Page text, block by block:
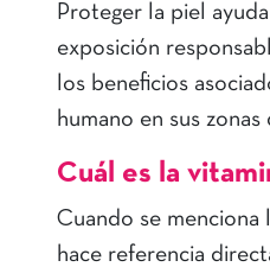
Proteger la piel
exposición
los beneficios
humano en sus
Cuál es la
Cuando se menciona
hace referencia